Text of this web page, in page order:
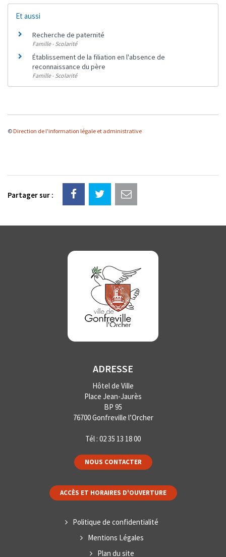
Et aussi
Recherche de paternité
Famille - Scolarité
Établissement de la filiation en l'absence de
reconnaissance du père
Famille - Scolarité
© Direction de l'information légale et administrative
Partager sur :
ADRESSE
Hôtel de Ville
Place Jean-Jaurès
BP 95
76700 Gonfreville l’Orcher
Tél : 02 35 13 18 00
NOUS CONTACTER
ACCÈS ET HORAIRES D'OUVERTURE
Politique de confidentialité
Mentions Légales
Plan du site